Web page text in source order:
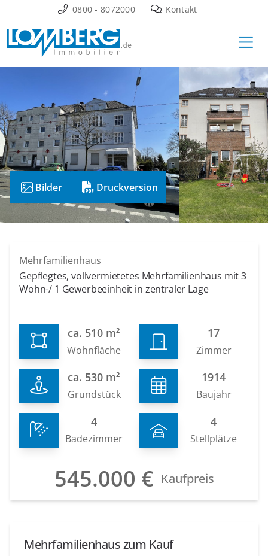
Inhalt
springen
0800 - 8072000 Kontakt
Bilder Druckversion
Mehrfamilienhaus
Gepflegtes, vollvermietetes Mehrfamilienhaus mit 3
Wohn-/ 1 Gewerbeeinheit in zentraler Lage
ca. 510 m²
Wohnfläche
17
Zimmer
ca. 530 m²
Grundstück
1914
Baujahr
4
Badezimmer
4
Stellplätze
545.000 € Kaufpreis
Mehrfamilienhaus zum Kauf